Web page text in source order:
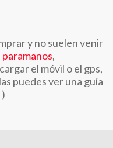
y no suelen venir
paramanos,
el móvil o el gps,
puedes ver una guía